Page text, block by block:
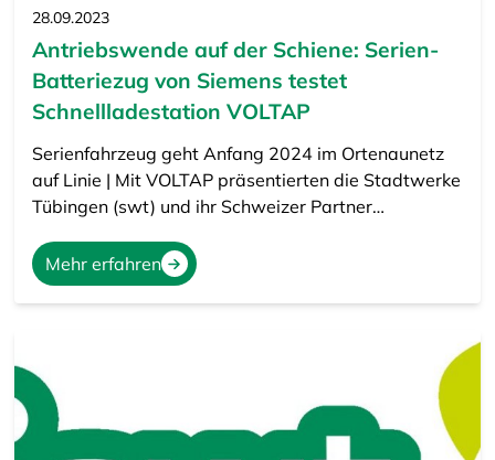
28.09.2023
Antriebswende auf der Schiene: Serien-
Batteriezug von Siemens testet
Schnellladestation VOLTAP
Serienfahrzeug geht Anfang 2024 im Ortenaunetz
auf Linie | Mit VOLTAP präsentierten die Stadtwerke
Tübingen (swt) und ihr Schweizer Partner…
Mehr erfahren